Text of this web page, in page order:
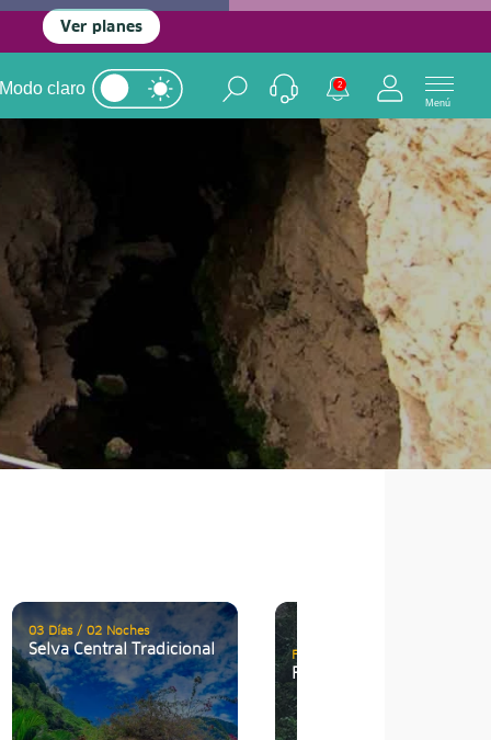
Ver planes
Modo claro 2
Menú
03 Días / 02 Noches
Selva Central Tradicional Full Day (Día completo)
Rapel en la selva central